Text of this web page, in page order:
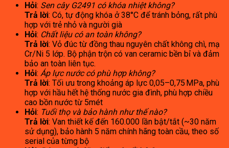
Hỏi: Sen cây G2491 có khóa nhiệt không?
Trả lời: Có, tự động khóa ở 38°C để tránh bỏng, rất phù
hợp với trẻ nhỏ và người già
Hỏi: Chất liệu có an toàn không?
Trả lời: Vỏ đúc từ đồng thau nguyên chất không chì, mạ
Cr/Ni 5 lớp. Bộ phận trộn có van ceramic bền bỉ và đảm
bảo an toàn liên tục.
Hỏi: Áp lực nước có phù hợp không?
Trả lời: Tối ưu trong khoảng áp lực 0,05–0,75 MPa, phù
hợp với hầu hết hệ thống nước gia đình, phù hợp chiều
cao bồn nước từ 5mét
Hỏi: Tuổi thọ và bảo hành như thế nào?
Trả lời: Van thiết kế đến 160.000 lần bật/tắt (~30 năm
sử dụng), bảo hành 5 năm chính hãng toàn cầu, theo số
serial của từng bộ